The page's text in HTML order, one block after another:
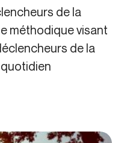
de la
méthodique visant
de la